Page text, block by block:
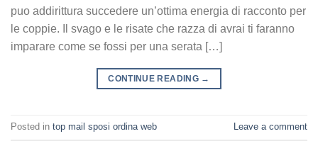
puo addirittura succedere un’ottima energia di racconto per
le coppie. Il svago e le risate che razza di avrai ti faranno
imparare come se fossi per una serata […]
CONTINUE READING →
Posted in top mail sposi ordina web Leave a comment